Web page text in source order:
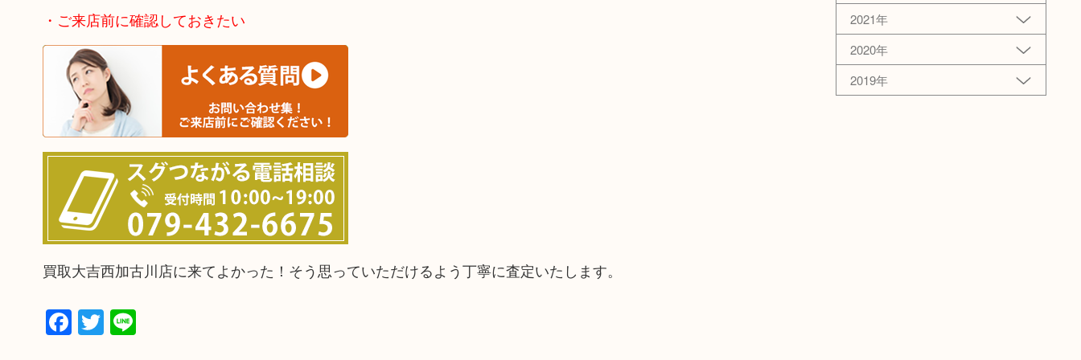
・ご来店前に確認しておきたい
買取大吉西加古川店に来てよかった！そう思っていただけるよう丁寧に査定いたします。
Facebook
Twitter
Line
2021年
2020年
2019年